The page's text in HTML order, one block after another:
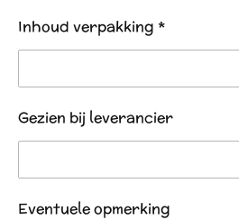
Inhoud verpakking *
Gezien bij leverancier
Eventuele opmerking